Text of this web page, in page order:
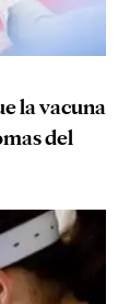
la vacuna
del